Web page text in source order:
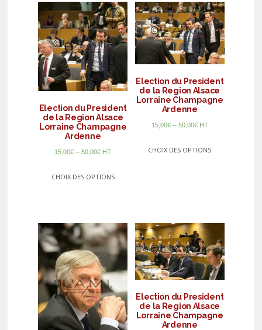
Election du President
de la Region Alsace
Lorraine Champagne
Ardenne
15,00€ –50,00€ HT
CHOIX DES OPTIONS
Election du President
de la Region Alsace
Lorraine Champagne
Ardenne
15,00€– 50,00€ HT
CHOIX DES OPTIONS
Election du President
de la Region Alsace
Lorraine Champagne
Ardenne